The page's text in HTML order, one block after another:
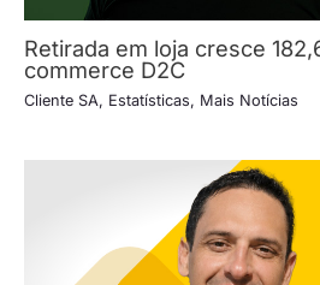
Retirada em loja cresce
commerce D2C
Cliente SA, Estatísticas, Mais Notícias